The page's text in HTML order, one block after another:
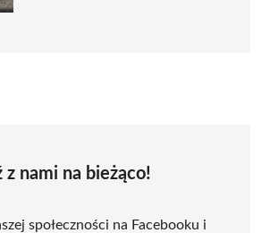
z nami na bieżąco!
społeczności na Facebooku i